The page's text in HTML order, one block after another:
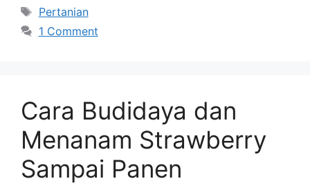
Tags
Pertanian
1 Comment
Cara Budidaya dan
Menanam Strawberry
Sampai Panen